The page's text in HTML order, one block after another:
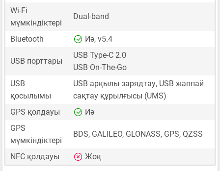
Wi-Fi
мүмкіндіктері
Dual-band
Bluetooth Иә, v5.4
USB порттары
USB Type-C 2.0
USB On-The-Go
USB
қосылымы
USB арқылы зарядтау, USB жаппай
сақтау құрылғысы (UMS)
GPS қолдауы
Иә
GPS
мүмкіндіктері
BDS, GALILEO, GLONASS, GPS, QZSS
NFC қолдауы Жоқ